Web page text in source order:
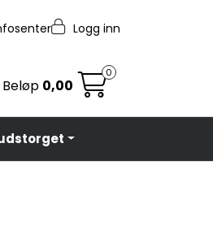
Logg inn
Beløp 0,00
0